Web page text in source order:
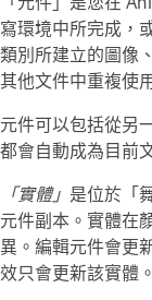
寫環境中所完成，
類別所建立的圖像
其他文件中重複使
元件可以包括從另
都會自動成為目前
「實體」 是位於「
元件副本。實體在
異。編輯元件會更
效只會更新該實體。